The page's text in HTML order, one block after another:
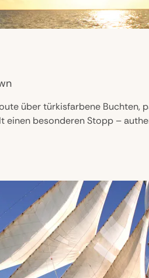
über türkisfarbene Buchten,
einen besonderen Stopp –